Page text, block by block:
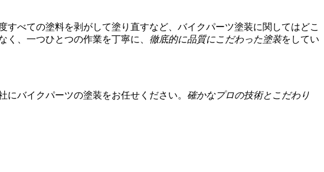
べての塗料を剥がして塗り直すなど、バイクパーツ塗装に関してはどこ
、一つひとつの作業を丁寧に、 徹底的に品質にこだわった塗装をしてい
バイクパーツの塗装をお任せください。 確かなプロの技術とこだわり